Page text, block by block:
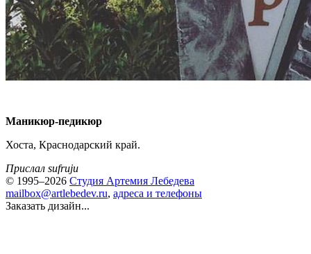
Маникюр-педикюр
Хоста, Краснодарский край.
Прислал sufruju
© 1995–2026 Студия Артемия Лебедева
mailbox@artlebedev.ru, адреса и телефоны
Заказать дизайн...